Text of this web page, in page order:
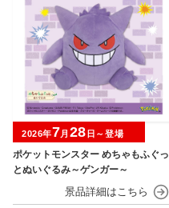
ポケットモンスター めちゃもふぐっ
とぬいぐるみ～ゲンガー～
2026年7月 28 日～登場